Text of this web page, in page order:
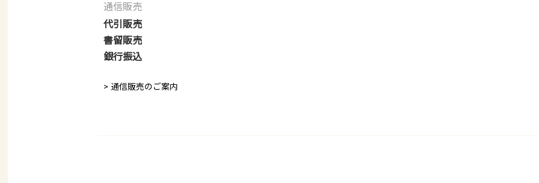
通信販売
代引販売
書留販売
銀行振込
> 通信販売のご案内